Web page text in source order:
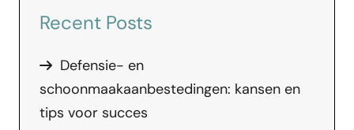
Recent Posts
Defensie- en
schoonmaakaanbestedingen: kansen en
tips voor succes